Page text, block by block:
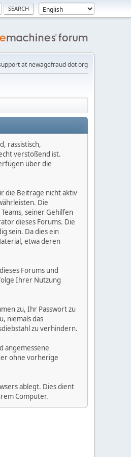
at newagefraud dot org
rassistisch,
verstoßend ist.
über die
die Beiträge nicht aktiv
Die
seiner Gehilfen
dieses Forums. Die
sein. Da dies ein
etwa deren
Forums und
Ihrer Nutzung
zu, Ihr Passwort zu
niemals das
zu verhindern.
angemessene
ohne vorherige
ablegt. Dies dient
Computer.